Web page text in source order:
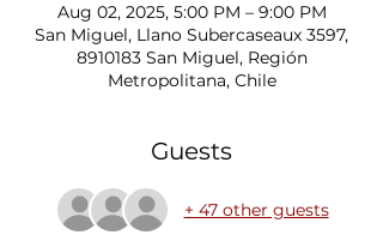
Aug 02, 2025, 5:00 PM – 9:00 PM
San Miguel, Llano Subercaseaux 3597,
8910183 San Miguel, Región
Metropolitana, Chile
Guests
+ 47 other guests